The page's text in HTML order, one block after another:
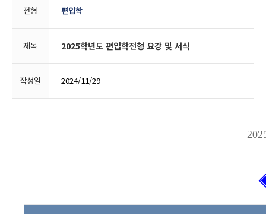
전형 편입학
제목 2025학년도 편입학전형 요강 및 서식
작성일 2024/11/29